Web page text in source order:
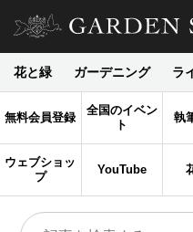
花と緑 ガーデニング ラ
無料会員登録
全国のイベン
ト
執
ウェブショッ
プ
YouTube